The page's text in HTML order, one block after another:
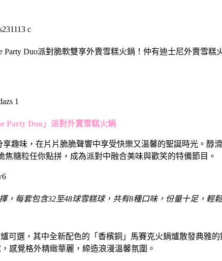
Duo派對脆軟雙享外賣雪糕火鍋！仲有迪士尼外賣雪
Party Duo 」派對外賣雪糕火鍋
趣味，在片片脆脆聲響中享受快樂又溫馨的聖誕時光。醇
糖粒任你點拼，成為派對中融合美味與歡笑的特備節目。
，每套包含32至48球雪糕球，共有8種口味，份量十足，輕
可選，其中全新配色的「香檳銅」馬賽克火鍋爐散發典雅
感覺格外精緻華麗，締造浪漫溫馨氛圍。